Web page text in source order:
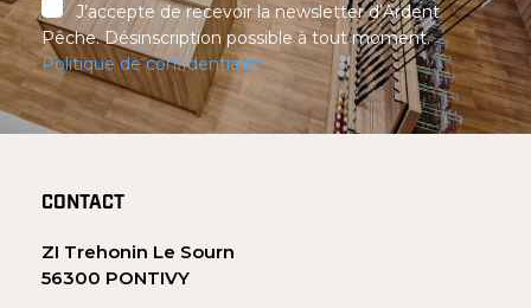
J’accepte de recevoir la newsletter d’Ardent
Pêche. Désinscription possible à tout moment.
Politique de confidentialité
CONTACT
ZI Trehonin Le Sourn
56300 PONTIVY